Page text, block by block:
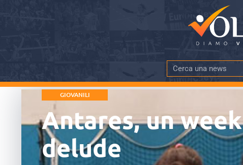
GIOVANILI
Antares, un
delude